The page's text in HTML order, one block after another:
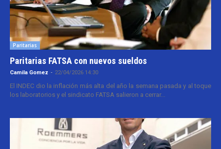
Paritarias
Paritarias FATSA con nuevos sueldos
Camila Gomez - 22/04/2026 14:30
El INDEC dio la inflación más alta del año la semana pasada y al toque
los laboratorios y el sindicato FATSA salieron a cerrar...